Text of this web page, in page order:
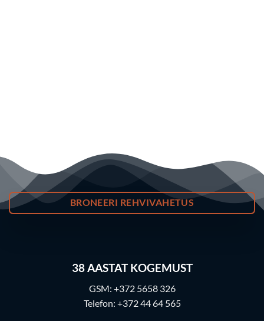
BRONEERI REHVIVAHETUS
38AASTAT KOGEMUST
GSM: +372 5658 326
Telefon: +372 44 64 565